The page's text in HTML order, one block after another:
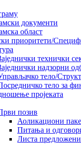
документи
област
приоритети/
технички
надзорни
тело/
тело за
пројеката
позив
Аоликациони
Питања и
Листа